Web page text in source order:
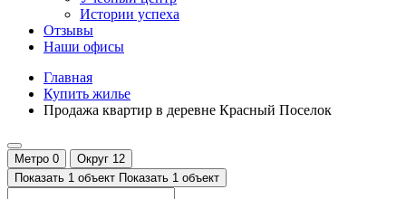
Истории успеха
Отзывы
Наши офисы
Главная
Купить жилье
Продажа квартир в деревне Красный Поселок
Метро 0 Округ 12
Показать 1 объект Показать 1 объект